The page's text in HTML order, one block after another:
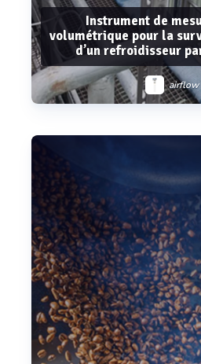
Instrument de
volumétrique pour la
d’un refroidisseur
airflow